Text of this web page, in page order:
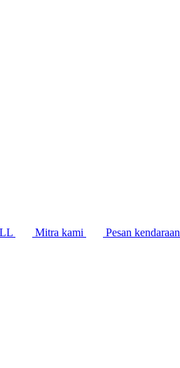
Mitra kami Pesan kendaraan